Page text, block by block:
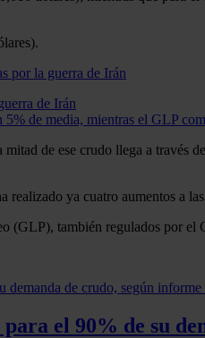
de Irán
de media, mientras el GLP
de ese crudo llega a
ya cuatro aumentos a
también regulados por el
el 90% de su